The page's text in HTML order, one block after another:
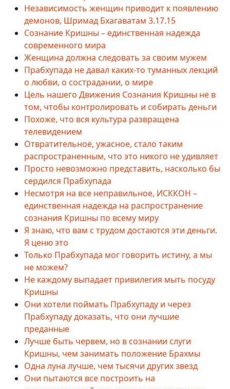
Независимость женщин приводит к появлению
демонов, Шримад Бхагаватам 3.17.15
Сознание Кришны – единственная надежда
современного мира
Женщина должна следовать за своим мужем
Прабхупада не давал каких-то туманных лекций
о любви, о сострадании, о мире
Цель нашего Движения Сознания Кришны не в
том, чтобы контролировать и собирать деньги
Похоже, что вся культура развращена
телевидением
Отвратительное, ужасное, стало таким
распространенным, что это никого не удивляет
Просто невозможно представить, насколько бы
сердился Прабхупада
Несмотря на все неправильное, ИСККОН –
единственная надежда на распространение
сознания Кришны по всему миру
Я знаю, что вам с трудом достаются эти деньги.
Я ценю это
Только Прабхупада мог говорить истину, а мы
не можем?
Не каждому выпадает привилегия мыть посуду
Кришны
Они хотели поймать Прабхупаду и через
Прабхупаду доказать, что они лучшие
преданные
Лучше быть червем, но в сознании слуги
Кришны, чем занимать положение Брахмы
Одна луна лучше, чем тысячи других звезд
Они пытаются все построить на